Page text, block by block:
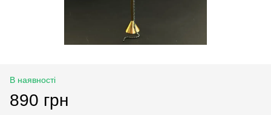
В наявності
890 грн